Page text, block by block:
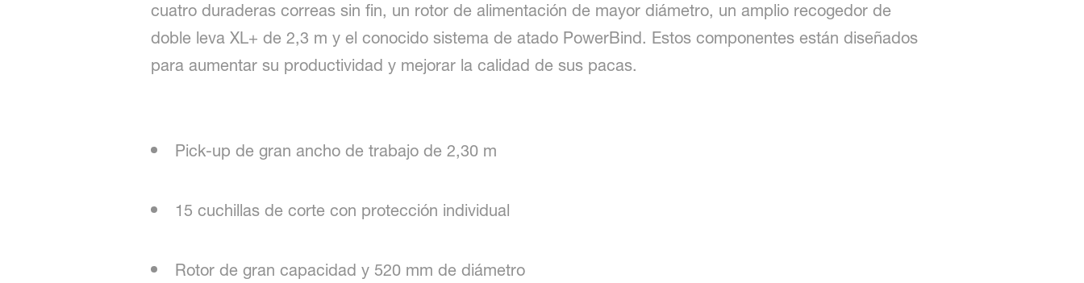
cuatro duraderas correas sin fin, un rotor de alimentación de mayor diámetro, un amplio recogedor de
doble leva XL+ de 2,3 m y el conocido sistema de atado PowerBind. Estos componentes están diseñados
para aumentar su productividad y mejorar la calidad de sus pacas.
Pick-up de gran ancho de trabajo de 2,30 m
15 cuchillas de corte con protección individual
Rotor de gran capacidad y 520 mm de diámetro